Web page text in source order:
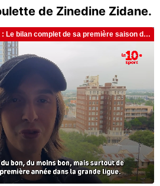
de Zinedine Zidane.